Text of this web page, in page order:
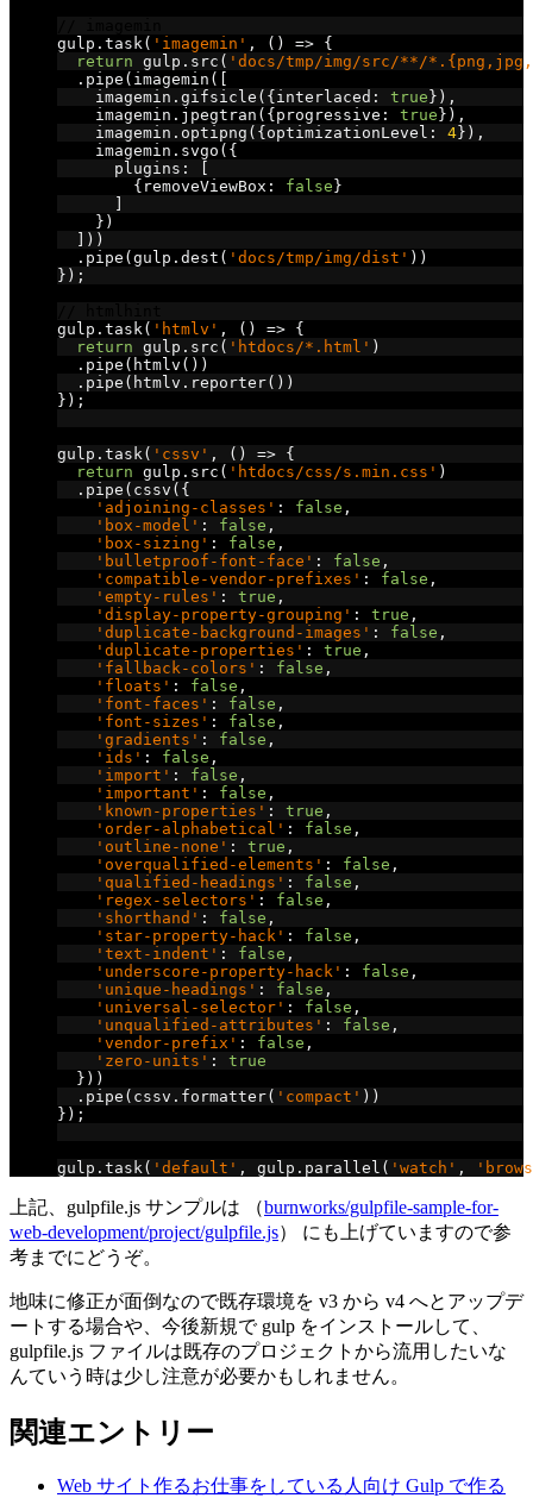
gulp . task ( 'imagemin' , () => {
return gulp . src ( 'docs/tmp/img/src/**/
. pipe ( imagemin ([
    imagemin
. gifsicle ({interlaced : true}),
    imagemin
. jpegtran ({progressive : true}),
    imagemin
. optipng ({optimizationLevel : 4}),
    imagemin
. svgo ({
      plugins
:
[
{ removeViewBox : false}
]
})
]))
. pipe (gulp . dest ( 'docs/tmp/img/dist' ))
});
gulp . task ( 'htmlv' , () => {
return gulp . src ( 'htdocs/*.html' )
. pipe ( htmlv ())
. pipe ( htmlv . reporter())
});
gulp . task ( 'cssv' , () => {
return gulp . src ( 'htdocs/css/s.min.css' )
. pipe ( cssv ({
'adjoining-classes' : false ,
'box-model' : false ,
'box-sizing' : false ,
'bulletproof-font-face' : false ,
'compatible-vendor-prefixes' : false ,
'empty-rules' : true ,
'display-property-grouping' : true ,
'duplicate-background-images' : false ,
'duplicate-properties' : true ,
'fallback-colors' : false ,
'floats' : false ,
'font-faces' : false ,
'font-sizes' : false ,
'gradients' : false ,
'ids' : false ,
'import' : false ,
'important' : false ,
'known-properties' : true ,
'order-alphabetical' : false ,
'outline-none' : true ,
'overqualified-elements' : false ,
'qualified-headings' : false ,
'regex-selectors' : false ,
'shorthand' : false ,
'star-property-hack' : false ,
'text-indent' : false ,
'underscore-property-hack' : false ,
'unique-headings' : false ,
'universal-selector' : false ,
'unqualified-attributes' : false ,
'vendor-prefix' : false ,
'zero-units' :
true
}))
. pipe ( cssv . formatter( 'compact' ))
});
gulp . task ( 'default' , gulp . parallel ( 'watch' ,
上記、gulpfile.js サンプルは （burnworks/gulpfile-sample-for-
web-development/project/gulpfile.js） にも上げていますので参
考までにどうぞ。
地味に修正が面倒なので既存環境を v3 から v4 へとアップデ
ートする場合や、今後新規で gulp をインストールして、
gulpfile.js ファイルは既存のプロジェクトから流用したいな
んていう時は少し注意が必要かもしれません。
関連エントリー
Web サイト作るお仕事をしている人向け Gulp で作る